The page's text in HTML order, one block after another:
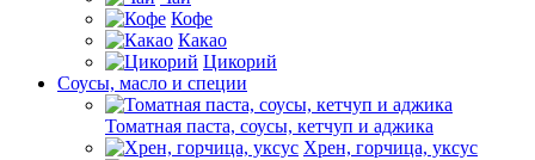
Кофе
Какао
Цикорий
Соусы, масло и специи
Томатная паста, соусы, кетчуп и аджика
Хрен, горчица, уксус